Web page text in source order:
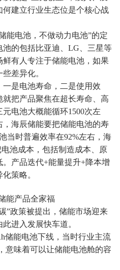
建立行业生态位是个核心战
能电池，不做动力电池”的定
的包括比亚迪、LG、三星等
有人专注于储能电池，如果
差异化。
是电池寿命，二是使用效
把产品聚焦在超长寿命、高
电池大概能循环1500次左
，海辰储能要把储能电池的寿
当时普遍效率在92%左右，海
池成本，包括制造成本、原
产品迭代+能量提升+降本增
策略。
能产品全家福
”政策被提出，储能市场迎来
进入发展快车道。
储能电池下线，当时行业主流
意味着可以让储能电池舱的容